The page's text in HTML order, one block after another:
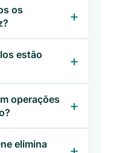
os
estão
operações
elimina